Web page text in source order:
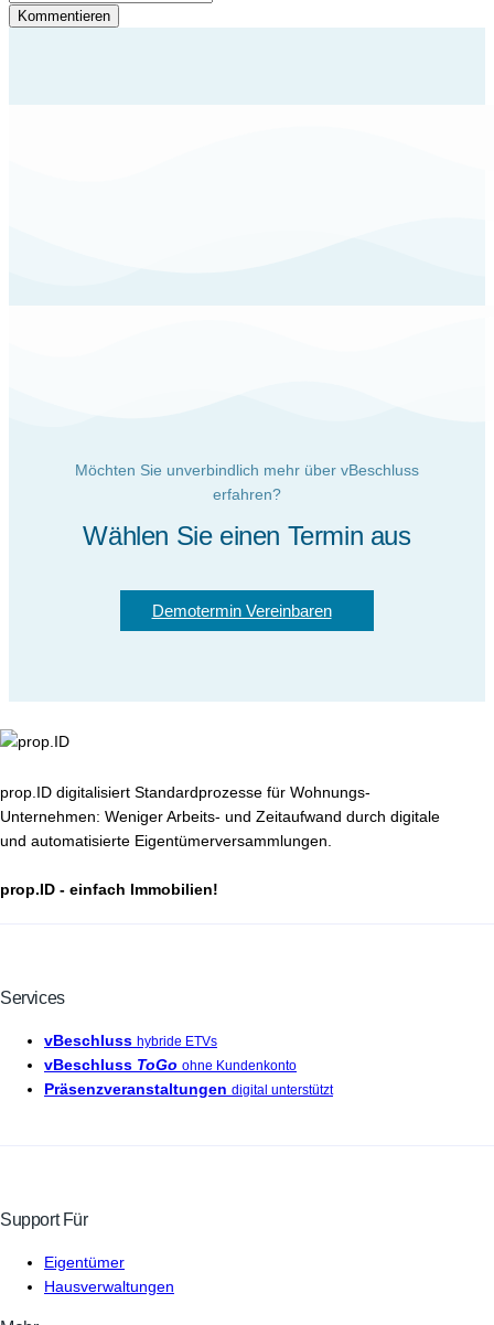
Kommentieren
Möchten Sie unverbindlich mehr über vBeschluss
erfahren?
Wählen Sie einen Termin aus
Demotermin Vereinbaren
prop.ID digitalisiert Standardprozesse für Wohnungs-
Unternehmen: Weniger Arbeits- und Zeitaufwand durch digitale
und automatisierte Eigentümerversammlungen.
prop.ID - einfach Immobilien!
Services
vBeschluss hybride ETVs
vBeschluss ToGo ohne Kundenkonto
Präsenzveranstaltungen digital unterstützt
Support Für
Eigentümer
Hausverwaltungen